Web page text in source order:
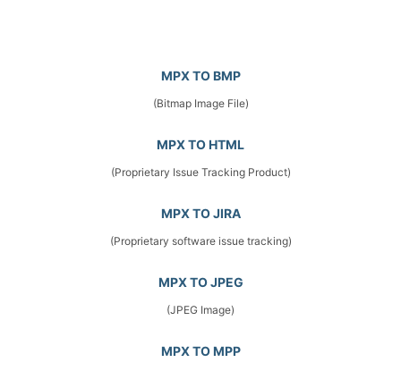
MPX TO BMP
(Bitmap Image File)
MPX TO HTML
(Proprietary Issue Tracking Product)
MPX TO JIRA
(Proprietary software issue tracking)
MPX TO JPEG
(JPEG Image)
MPX TO MPP